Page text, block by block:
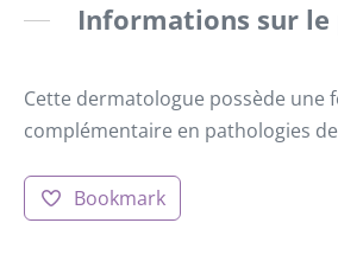
Informations sur
Cette dermatologue possède une
complémentaire en pathologies
Bookmark